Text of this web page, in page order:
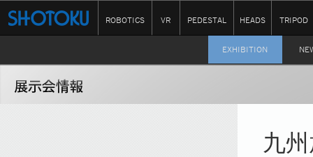
ROBOTICS VR PEDESTAL HEADS TRIPOD
EXHIBITION
九